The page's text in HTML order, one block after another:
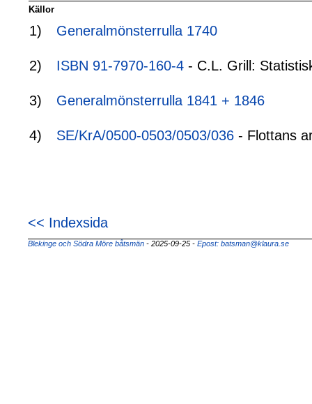
Källor
1) Generalmönsterrulla 1740
2) ISBN 91-7970-160-4 - C.L. Grill:
3) Generalmönsterrulla 1841 + 1846
4) SE/KrA/0500-0503/0503/036 - Flottans
<< Indexsida
Blekinge och Södra Möre båtsmän - 2025-09-25 - Epost: batsman@klaura.se